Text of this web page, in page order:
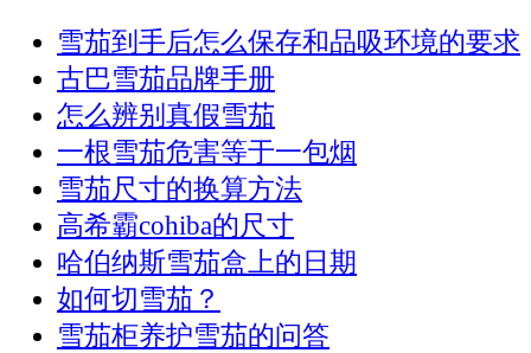
雪茄到手后怎么保存和品吸环境的要求
古巴雪茄品牌手册
怎么辨别真假雪茄
一根雪茄危害等于一包烟
雪茄尺寸的换算方法
高希霸cohiba的尺寸
哈伯纳斯雪茄盒上的日期
如何切雪茄？
雪茄柜养护雪茄的问答